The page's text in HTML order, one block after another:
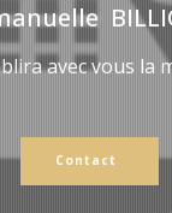
avec vous
Contact